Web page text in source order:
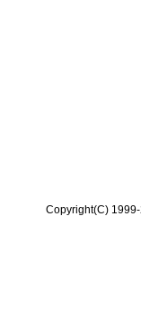
Copyright(C)